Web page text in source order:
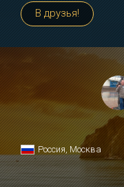
В друзья!
Россия, Москва